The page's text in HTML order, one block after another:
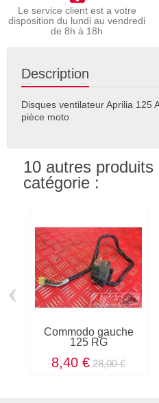
Le service client est a votre
disposition du lundi au vendredi
de 8h à 18h
Description
Disques ventilateur Aprilia 125
pièce moto
10 autres
catégorie :
Commodo gauche
125 RG
8,40 € 28,00 €
‹